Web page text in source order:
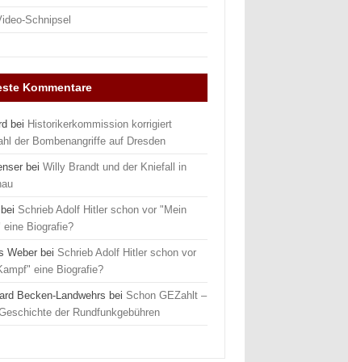
Schnipsel
Kommentare
bei Historikerkommission korrigiert
der Bombenangriffe auf Dresden
beiWilly Brandt und der Kniefall in
bei Schrieb Adolf Hitler schon vor "Mein
eine Biografie?
Weber bei Schrieb Adolf Hitler schon vor
eine Biografie?
Becken-Landwehrs bei Schon GEZahlt –
der Rundfunkgebühren